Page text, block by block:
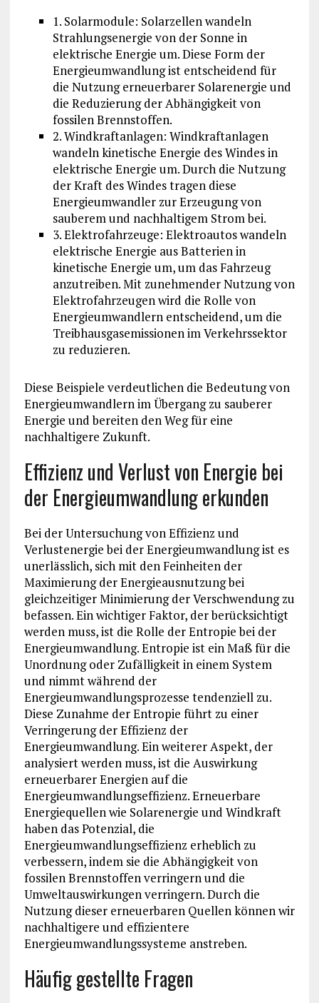
1. Solarmodule: Solarzellen wandeln
Strahlungsenergie von der Sonne in
elektrische Energie um. Diese Form der
Energieumwandlung ist entscheidend für
die Nutzung erneuerbarer Solarenergie und
die Reduzierung der Abhängigkeit von
fossilen Brennstoffen.
2. Windkraftanlagen: Windkraftanlagen
wandeln kinetische Energie des Windes in
elektrische Energie um. Durch die Nutzung
der Kraft des Windes tragen diese
Energieumwandler zur Erzeugung von
sauberem und nachhaltigem Strom bei.
3. Elektrofahrzeuge: Elektroautos wandeln
elektrische Energie aus Batterien in
kinetische Energie um, um das Fahrzeug
anzutreiben. Mit zunehmender Nutzung von
Elektrofahrzeugen wird die Rolle von
Energieumwandlern entscheidend, um die
Treibhausgasemissionen im Verkehrssektor
zu reduzieren.
Diese Beispiele verdeutlichen die Bedeutung von
Energieumwandlern im Übergang zu sauberer
Energie und bereiten den Weg für eine
nachhaltigere Zukunft.
Effizienz und Verlust von Energie bei
der Energieumwandlung erkunden
Bei der Untersuchung von Effizienz und
Verlustenergie bei der Energieumwandlung ist es
unerlässlich, sich mit den Feinheiten der
Maximierung der Energieausnutzung bei
gleichzeitiger Minimierung der Verschwendung zu
befassen. Ein wichtiger Faktor, der berücksichtigt
werden muss, ist die Rolle der Entropie bei der
Energieumwandlung. Entropie ist ein Maß für die
Unordnung oder Zufälligkeit in einem System
und nimmt während der
Energieumwandlungsprozesse tendenziell zu.
Diese Zunahme der Entropie führt zu einer
Verringerung der Effizienz der
Energieumwandlung. Ein weiterer Aspekt, der
analysiert werden muss, ist die Auswirkung
erneuerbarer Energien auf die
Energieumwandlungseffizienz. Erneuerbare
Energiequellen wie Solarenergie und Windkraft
haben das Potenzial, die
Energieumwandlungseffizienz erheblich zu
verbessern, indem sie die Abhängigkeit von
fossilen Brennstoffen verringern und die
Umweltauswirkungen verringern. Durch die
Nutzung dieser erneuerbaren Quellen können wir
nachhaltigere und effizientere
Energieumwandlungssysteme anstreben.
Häufig gestellte Fragen